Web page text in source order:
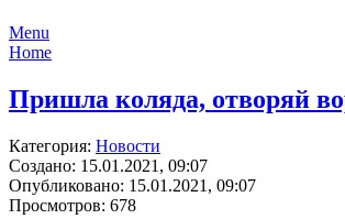
Menu
Home
Пришла коляда, отворяй
Категория: Новости
Создано: 15.01.2021, 09:07
Опубликовано: 15.01.2021, 09:07
Просмотров: 678